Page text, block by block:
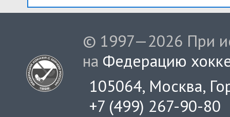
© 1997—2026 При
на Федерацию
105064, Москва,
+7 (499) 267-90-80